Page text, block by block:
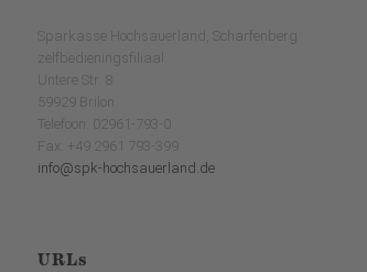
Sparkasse Hochsauerland, Scharfenberg
zelfbedieningsfiliaal
Untere Str. 8
59929 Brilon
Telefoon: 02961-793-0
Fax: +49 2961 793-399
info@spk-hochsauerland.de
URLs